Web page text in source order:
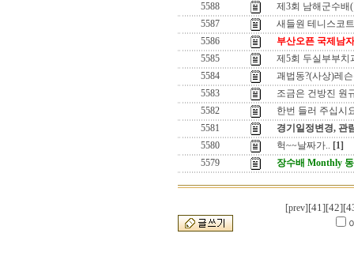
5588
제3회 남해군수배
5587
새들원 테니스코
5586
부산오픈 국제남
5585
제5회 두실부부치
5584
괘법동?(사상)레
5583
조금은 건방진 원
5582
한번 들러 주십시
5581
경기일정변경, 관
5580
헉~~날짜가.. [1]
5579
장수배 Monthly
[prev] [41][42]